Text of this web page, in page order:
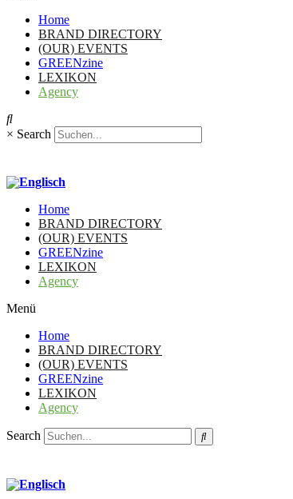
Home
BRAND DIRECTORY
(OUR) EVENTS
GREENzine
LEXIKON
Agency
× Search
Home
BRAND DIRECTORY
(OUR) EVENTS
GREENzine
LEXIKON
Agency
Menü
Home
BRAND DIRECTORY
(OUR) EVENTS
GREENzine
LEXIKON
Agency
Search